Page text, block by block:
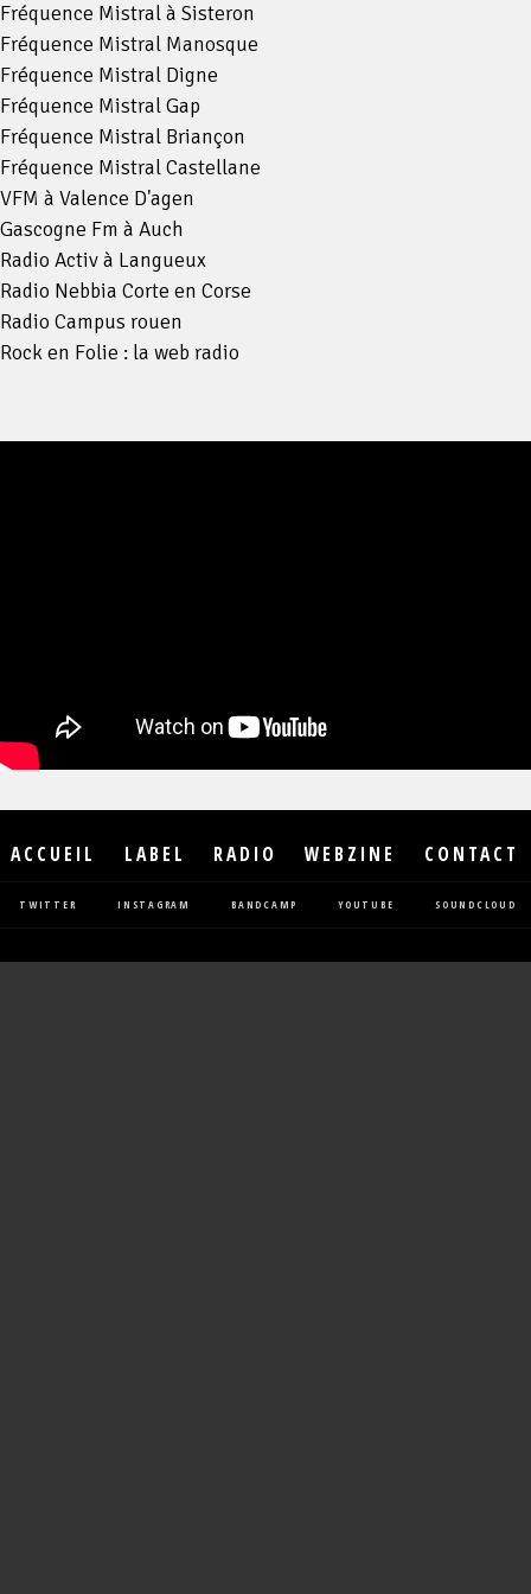
Fréquence Mistral à Sisteron
Fréquence Mistral Manosque
Fréquence Mistral Digne
Fréquence Mistral Gap
Fréquence Mistral Briançon
Fréquence Mistral Castellane
VFM à Valence D'agen
Gascogne Fm à Auch
Radio Activ à Langueux
Radio Nebbia Corte en Corse
Radio Campus rouen
Rock en Folie : la web radio
ACCUEIL LABEL RADIO WEBZINE CONTACT
TWITTER INSTAGRAM BANDCAMP YOUTUBE SOUNDCLOUD